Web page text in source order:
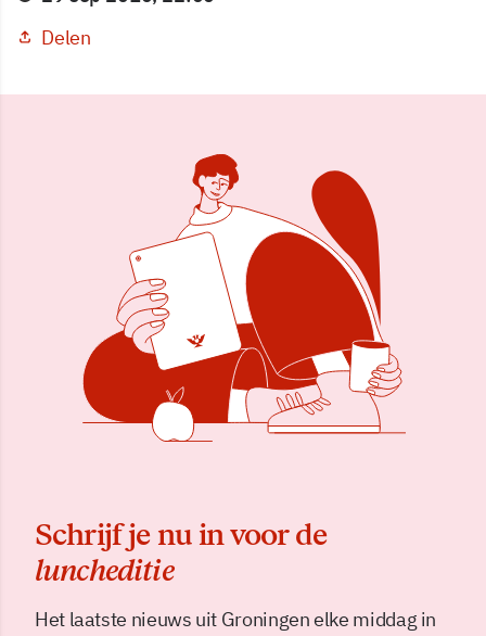
Delen
Schrijf je nu in voor de
luncheditie
Het laatste nieuws uit Groningen elke middag in